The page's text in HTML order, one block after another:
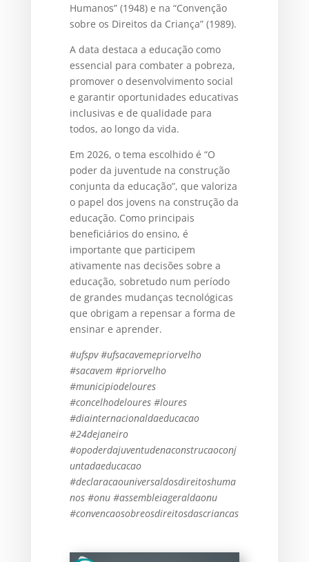
Humanos” (1948) e na “Convenção
sobre os Direitos da Criança” (1989).
A data destaca a educação como
essencial para combater a pobreza,
promover o desenvolvimento social
e garantir oportunidades educativas
inclusivas e de qualidade para
todos, ao longo da vida.
Em 2026, o tema escolhido é “O
poder da juventude na construção
conjunta da educação”, que valoriza
o papel dos jovens na construção da
educação. Como principais
beneficiários do ensino, é
importante que participem
ativamente nas decisões sobre a
educação, sobretudo num período
de grandes mudanças tecnológicas
que obrigam a repensar a forma de
ensinar e aprender.
#ufspv #ufsacavemepriorvelho
#sacavem #priorvelho
#municipiodeloures
#concelhodeloures #loures
#diainternacionaldaeducacao
#24dejaneiro
#opoderdajuventudenaconstrucaoconj
untadaeducacao
#declaracaouniversaldosdireitoshuma
nos #onu #assembleiageraldaonu
#convencaosobreosdireitosdascriancas